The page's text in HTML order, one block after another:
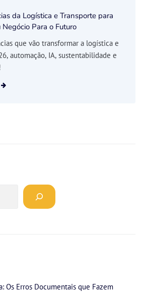
da Logística e Transporte para
Para o Futuro
que vão transformar a logística e
automação, IA, sustentabilidade e
Os Erros Documentais que Fazem